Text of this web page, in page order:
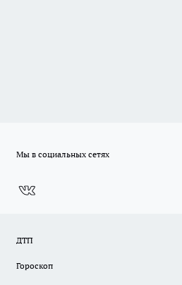
Мы в социальных сетях
ДТП
Гороскоп